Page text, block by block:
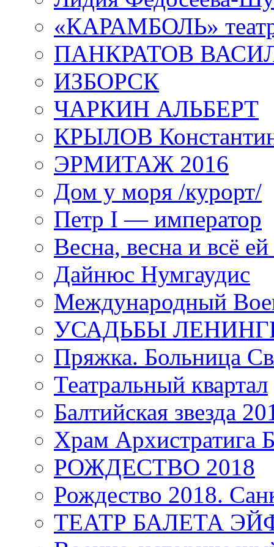
«КАРАМБОЛЬ»
ПАНКРАТОВ
ИЗБОРСК
ЧАРКИН АЛЬБЕРТ
КРЫЛОВ
ЭРМИТАЖ 2016
Дом у моря /курорт/
Петр I — император
Весна, весна и всё
Дайнюс Нумгаудис
Международный
УСАДЬБЫ
Пряжка. Больница
Театральный квартал
Балтийская звезда
Храм
РОЖДЕСТВО 2018
Рождество 2018.
ТЕАТР БАЛЕТА